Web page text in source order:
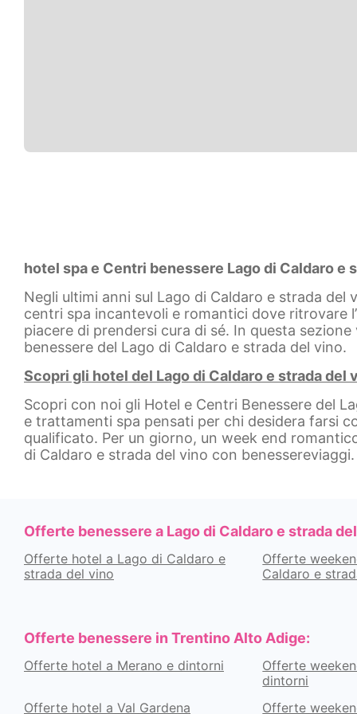
hotel spa e Centri benessere Lago di Caldaro e
Negli ultimi anni sul Lago di Caldaro e strada
centri spa incantevoli e romantici dove ritrovare
piacere di prendersi cura di sé. In questa
benessere del Lago di Caldaro e strada del vino.
Scopri gli hotel del Lago di Caldaro e strada
Scopri con noi gli Hotel e Centri Benessere del
e trattamenti spa pensati per chi desidera farsi
qualificato. Per un giorno, un week end
di Caldaro e strada del vino con benessereviaggi.
Offerte benessere a Lago di Caldaro e strada
Offerte hotel a Lago di Caldaro e
strada del vino
Offerte
Caldaro e
Offerte benessere in Trentino Alto Adige:
Offerte hotel a Merano e dintorni
Offerte
dintorni
Offerte hotel a Val Gardena
Offerte